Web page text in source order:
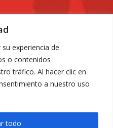
experiencia de
o contenidos
tráfico. Al hacer clic en
a nuestro uso
todo
nº6. 30009 Murcia